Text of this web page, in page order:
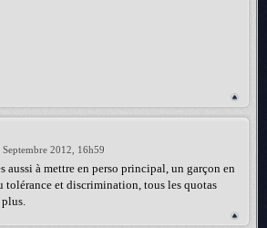
2012, 16h59
aussi à mettre en perso principal, un garçon en
et discrimination, tous les quotas
plus.